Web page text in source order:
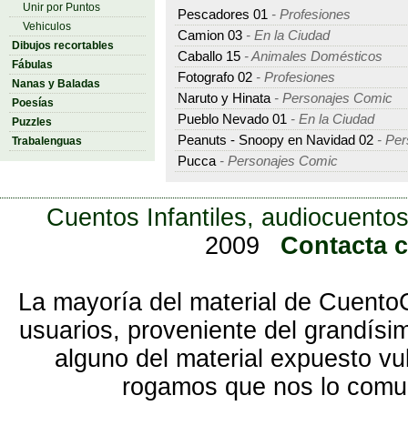
Unir por Puntos
Vehiculos
Dibujos recortables
Fábulas
Nanas y Baladas
Poesías
Puzzles
Trabalenguas
Pescadores 01 - Profesiones
Camion 03 - En la Ciudad
Caballo 15 - Animales Domésticos
Fotografo 02 - Profesiones
Naruto y Hinata - Personajes Comic
Pueblo Nevado 01 - En la Ciudad
Peanuts - Snoopy en Navidad 02 -
Pucca - Personajes Comic
Cuentos Infantiles,
2009
Contacta
La mayoría del material de
usuarios, proveniente del
alguno del material expuesto
rogamos que nos lo